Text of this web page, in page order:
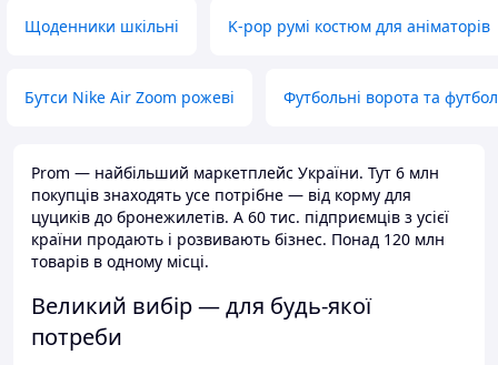
Щоденники шкільні K-pop румі костюм для аніматорів
Бутси Nike Air Zoom рожеві Футбольні ворота та
Prom — найбільший маркетплейс України. Тут 6 млн
покупців знаходять усе потрібне — від корму для
цуциків до бронежилетів. А 60 тис. підприємців з усієї
країни продають і розвивають бізнес. Понад 120 млн
товарів в одному місці.
Великий вибір — для будь-якої
потреби